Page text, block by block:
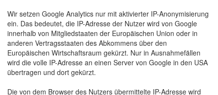
Wir setzen Google Analytics nur mit aktivierter IP-Anonymisierung
ein. Das bedeutet, die IP-Adresse der Nutzer wird von Google
innerhalb von Mitgliedstaaten der Europäischen Union oder in
anderen Vertragsstaaten des Abkommens über den
Europäischen Wirtschaftsraum gekürzt. Nur in Ausnahmefällen
wird die volle IP-Adresse an einen Server von Google in den USA
übertragen und dort gekürzt.
Die von dem Browser des Nutzers übermittelte IP-Adresse wird